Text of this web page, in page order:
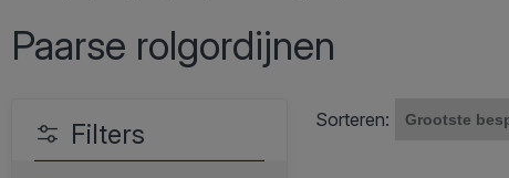
Paarse rolgordijnen
Filters Sorteren: